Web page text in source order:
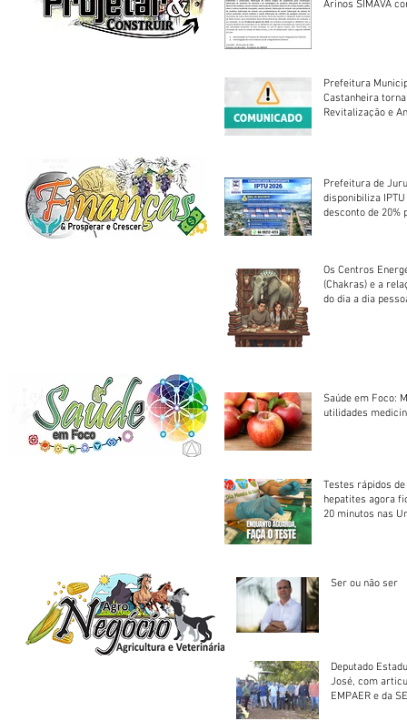
Arinos SIMAVA convoca à
Prefeitura
Castanheira
Revitalização e
Prefeitura de
disponibiliza
desconto de 20%
Os Centros
(Chakras) e a
do dia a dia
Saúde em Foco:
utilidades
Testes rápidos
hepatites agora
20 minutos nas
Ser ou não ser
Deputado
José, com
EMPAER e da